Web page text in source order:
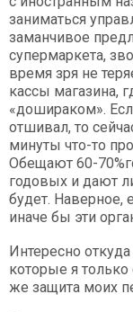
заниматься
заманчивое
супермаркета,
время зря не
кассы магазина,
«дошираком».
отшивал, то
минуты что-то
Обещают 60-
годовых и дают
будет. Наверное,
иначе бы эти
Интересно
которые я
же защита моих